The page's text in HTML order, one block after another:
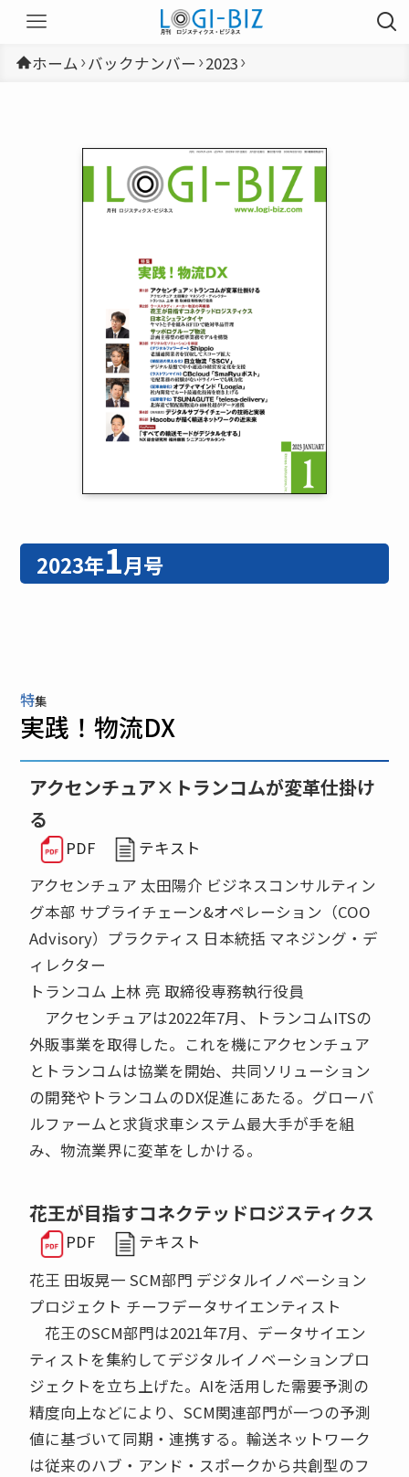
ホーム バックナンバー 2023
2023年1月号
特集
実践！物流DX
アクセンチュア×トランコムが変革仕掛け
る
PDF
テキスト
アクセンチュア 太田陽介 ビジネスコンサルティン
グ本部 サプライチェーン&オペレーション（COO
Advisory）プラクティス 日本統括 マネジング・デ
ィレクター
トランコム 上林 亮 取締役専務執行役員
アクセンチュアは2022年7月、トランコムITSの
外販事業を取得した。これを機にアクセンチュア
とトランコムは協業を開始、共同ソリューション
の開発やトランコムのDX促進にあたる。グローバ
ルファームと求貨求車システム最大手が手を組
み、物流業界に変革をしかける。
花王が目指すコネクテッドロジスティクス
PDF
テキスト
花王 田坂晃一 SCM部門 デジタルイノベーション
プロジェクト チーフデータサイエンティスト
花王のSCM部門は2021年7月、データサイエン
ティストを集約してデジタルイノベーションプロ
ジェクトを立ち上げた。AIを活用した需要予測の
精度向上などにより、SCM関連部門が一つの予測
値に基づいて同期・連携する。輸送ネットワーク
は従来のハブ・アンド・スポークから共創型のフ